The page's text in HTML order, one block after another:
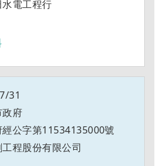
電工程行
31
府
經公字第11534135000號
程股份有限公司